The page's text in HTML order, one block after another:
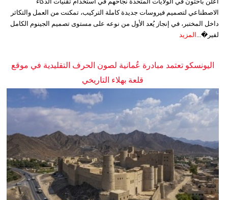
الاصطناعي لتصميم فيروسات جديدة كاملة التركيب، تمكنت من العمل والتكاثر
داخل المختبر، في إنجاز يُعد الأول من نوعه على مستوى تصميم الجينوم الكامل
لفير�... المزيد
اليونسكو تعتمد مبادرة عُمانية لصون الحرف التقليدية في موقع
قلعة بهلاء التاريخي